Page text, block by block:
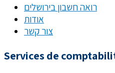
רואה חשבון בירושלים
אודות
צור קשר
Services de